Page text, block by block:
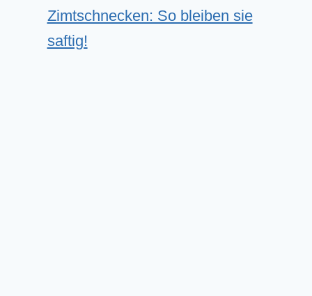
Zimtschnecken: So bleiben sie
saftig!